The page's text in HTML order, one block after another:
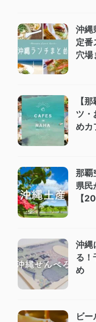
沖縄
定番
穴場
【
ツ・
めカ
那覇
県民
【
沖縄
る！
め
ビ